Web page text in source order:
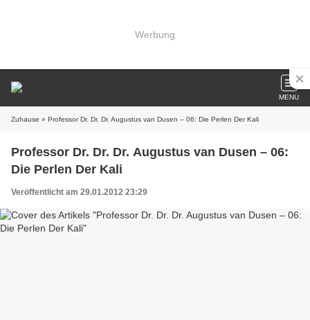
Werbung
MENU
Zuhause » Professor Dr. Dr. Dr. Augustus van Dusen – 06: Die Perlen Der Kali
Professor Dr. Dr. Dr. Augustus van Dusen – 06:
Die Perlen Der Kali
Veröffentlicht am 29.01.2012 23:29